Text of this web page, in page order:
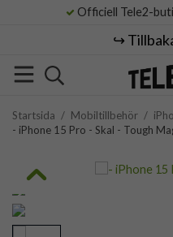
Officiell Tele2-
↪️
Startsida / Mobiltillbehör /
- iPhone 15 Pro - Skal - Tough